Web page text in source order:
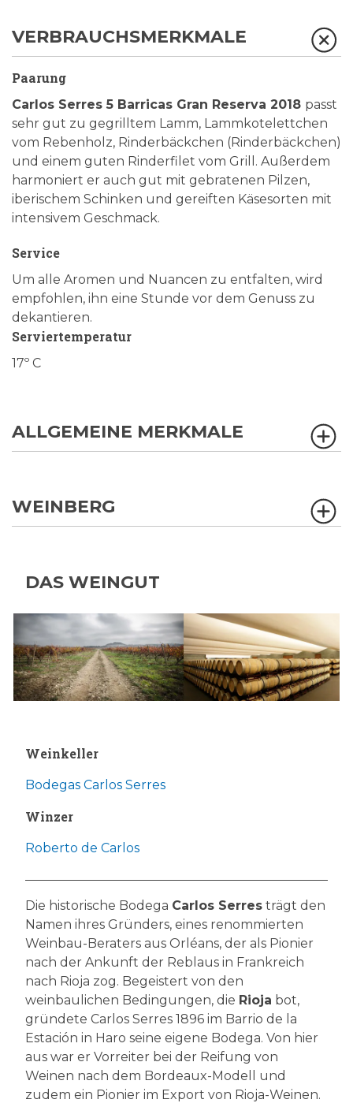
VERBRAUCHSMERKMALE
Paarung
Carlos Serres 5 Barricas Gran Reserva 2018 passt
sehr gut zu gegrilltem Lamm, Lammkotelettchen
vom Rebenholz, Rinderbäckchen (Rinderbäckchen)
und einem guten Rinderfilet vom Grill. Außerdem
harmoniert er auch gut mit gebratenen Pilzen,
iberischem Schinken und gereiften Käsesorten mit
intensivem Geschmack.
Service
Um alle Aromen und Nuancen zu entfalten, wird
empfohlen, ihn eine Stunde vor dem Genuss zu
dekantieren.
Serviertemperatur
17º C
ALLGEMEINE MERKMALE
WEINBERG
DAS WEINGUT
Weinkeller
Bodegas Carlos Serres
Winzer
Roberto de Carlos
Die historische Bodega Carlos Serres trägt den
Namen ihres Gründers, eines renommierten
Weinbau-Beraters aus Orléans, der als Pionier
nach der Ankunft der Reblaus in Frankreich
nach Rioja zog. Begeistert von den
weinbaulichen Bedingungen, die Rioja bot,
gründete Carlos Serres 1896 im Barrio de la
Estación in Haro seine eigene Bodega. Von hier
aus war er Vorreiter bei der Reifung von
Weinen nach dem Bordeaux-Modell und
zudem ein Pionier im Export von Rioja-Weinen.